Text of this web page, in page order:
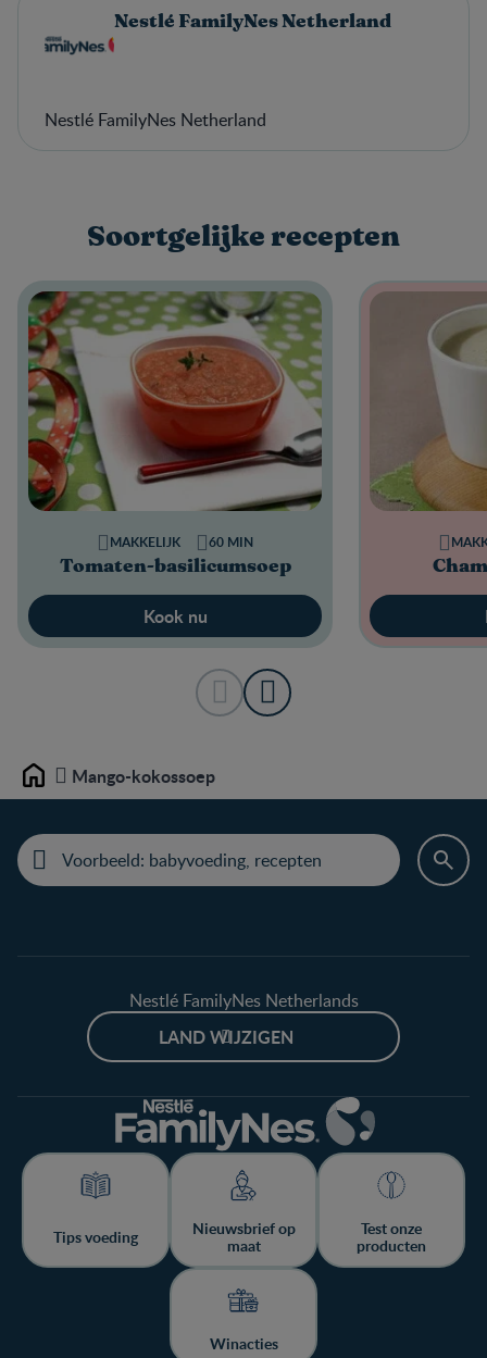
Nestlé FamilyNes Netherland
Nestlé FamilyNes Netherland
Soortgelijke recepten
Tomaten-basilicumsoep
MAKKELIJK 60 MIN
Kook nu
Home Mango-kokossoep
Nestlé FamilyNes Netherlands
LAND WIJZIGEN
Tips voeding
Nieuwsbrief op
maat
Test onze
producten
Winacties